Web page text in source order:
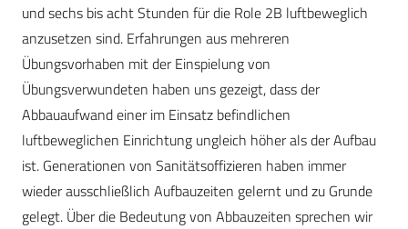
und sechs bis acht Stunden für die Role 2B luftbeweglich
anzusetzen sind. Erfahrungen aus mehreren
Übungsvorhaben mit der Einspielung von
Übungsverwundeten haben uns gezeigt, dass der
Abbauaufwand einer im Einsatz befindlichen
luftbeweglichen Einrichtung ungleich höher als der Aufbau
ist. Generationen von Sanitätsoffizieren haben immer
wieder ausschließlich Aufbauzeiten gelernt und zu Grunde
gelegt. Über die Bedeutung von Abbauzeiten sprechen wir